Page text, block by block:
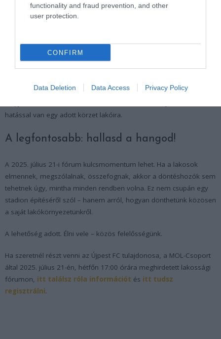
functionality and fraud prevention, and other
user protection.
CONFIRM
Data Deletion Data Access Privacy Policy
A lakosság joggal várná el, hogy a képviseletükre választott
vezetők ne csak széttárt karokkal közöljék: “Ez nem rajtunk múlik”,
fel, vizsgálatokat kezdeményezzenek, és ne fogadják el feltétel
nélkül a beruházó szándékait.
“kész tények” kommunikációja aláássa a demokratikus működés
hatással van egy adott körzet lakóira.
A legfontosabb: hallasd a hangod!
A 2025. július 21-i fórum kulcsmomentum lehet. Ha a lakosok
elmennek, megszólalnak, összefognak, akkor a döntéshozók sem
tehetnek úgy, mintha minden rendben volna. Ez nem csupán egy
stadion építéséről szól – hanem arról, hogyan dönthetünk közösen
a saját lakókörnyezetünkről.
A lehetőség adott. Élni vele – közös felelősségünk.
Ha szeretnél részt venni az Újpest FC tulajdonosa, a MOL-Csoport
által 2025. július 21-én, hétfőn 17:00 órára meghirdetett lakossági
fórumon, itt találsz róla információt és itt tudsz
regisztrálni.